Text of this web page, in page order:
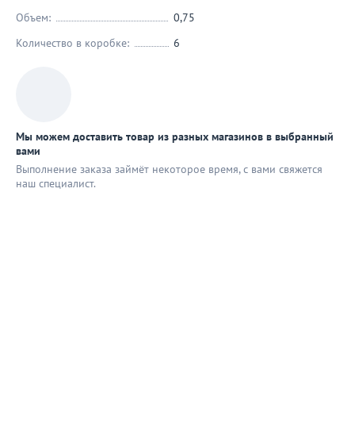
Объем:
0,75
Количество в коробке:
6
Мы можем доставить товар из разных магазинов в выбранный
вами
Выполнение заказа займёт некоторое время, с вами свяжется
наш специaлист.